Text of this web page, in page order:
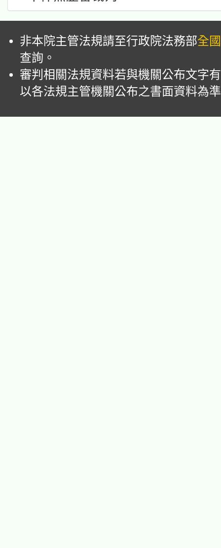
非本院主管法規請至行政院法務部全
查詢。
審判相關法規資料若與機關公布文字
以各法規主管機關公布之書面資料為